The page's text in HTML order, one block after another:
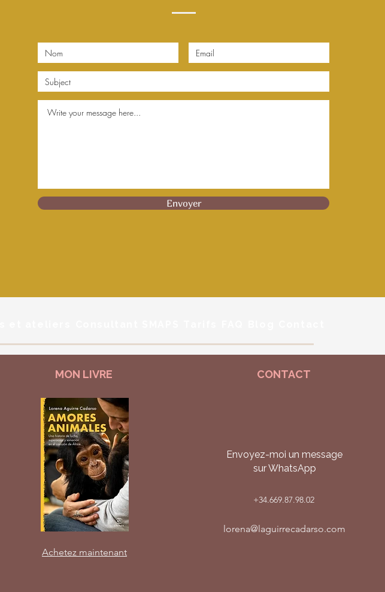
Envoyer
MON LIVRE
Achetez maintenant
CONTACT
Envoyez-moi un message
sur WhatsApp
+34.669.87.98.02
lorena@laguirrecadarso.com